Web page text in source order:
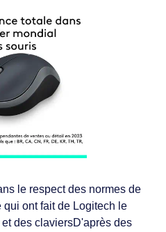
le respect des normes de
ont fait de Logitech le
des claviersD'après des